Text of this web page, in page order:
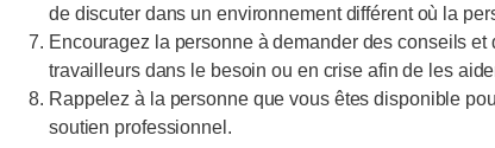
de discuter dans un environnement différent où la
Encouragez la personne à demander des conseils
travailleurs dans le besoin ou en crise afin de les
Rappelez à la personne que vous êtes disponible
soutien professionnel.